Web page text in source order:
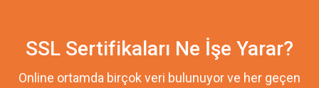
SSL Sertifikaları Ne İşe Yarar?
Online ortamda birçok veri bulunuyor ve her geçen